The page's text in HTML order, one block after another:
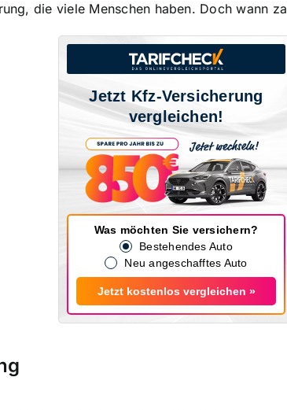
die viele Menschen haben. Doch wann
Jetzt Kfz-Versicherung
vergleichen!
Was möchten Sie versichern?
Bestehendes Auto
Neu angeschafftes Auto
Jetzt kostenlos vergleichen »